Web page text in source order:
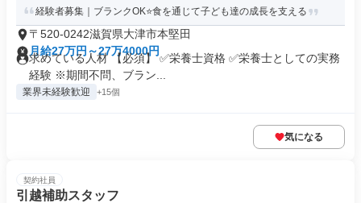
経験者募集｜ブランクOK⭐食を通じて子ども達の成長を支える
〒520-0242滋賀県大津市本堅田
月給27万円～27万4000円
求めている人材 【必須】 ✅栄養士資格 ✅栄養士としての実務
経験 ※期間不問、ブラン...
業界未経験歓迎 +15個
気になる
契約社員
引越補助スタッフ